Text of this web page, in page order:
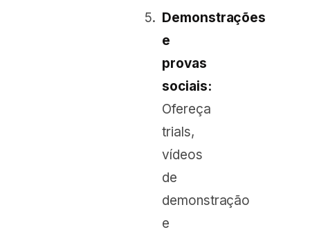
Demonstrações
e
provas
sociais:
Ofereça
trials,
vídeos
de
demonstração
e